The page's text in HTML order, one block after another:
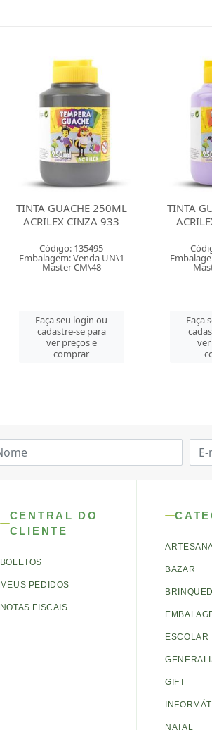
TINTA GUACHE 250ML
ACRILEX LILAS 528
Código: 135496
Embalagem: Venda UN\1
Master CM\48
Faça seu login ou
cadastre-se para
ver preços e
comprar
TINTA
Faça
ver
CENTRAL DO
CLIENTE
BOLETOS
MEUS PEDIDOS
NOTAS FISCAIS
BAZAR
ESCOLAR
GIFT
NATAL